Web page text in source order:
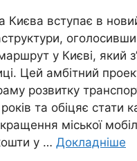
Києва вступає в
у Києві, який
Цей амбітний
розвитку
та обіцяє стати
міської
у … Докладніше